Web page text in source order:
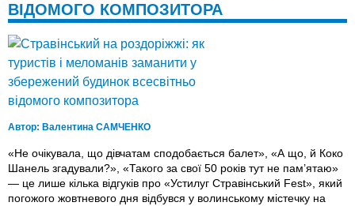
ВІДОМОГО КОМПОЗИТОРА
Автор: Валентина САМЧЕНКО
«Не очікувала, що дівчатам сподобається балет», «А що, й Коко
Шанель згадували?», «Такого за свої 50 років тут не пам’ятаю»
— це лише кілька відгуків про «Устилуг Стравінський Fest», який
погожого жовтневого дня відбувся у волинському містечку на